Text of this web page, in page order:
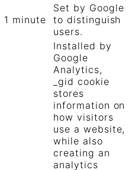
1 minute
Set by Google
to distinguish
users.
Installed by
Google
Analytics,
_gid cookie
stores
information on
how visitors
use a website,
while also
creating an
analytics